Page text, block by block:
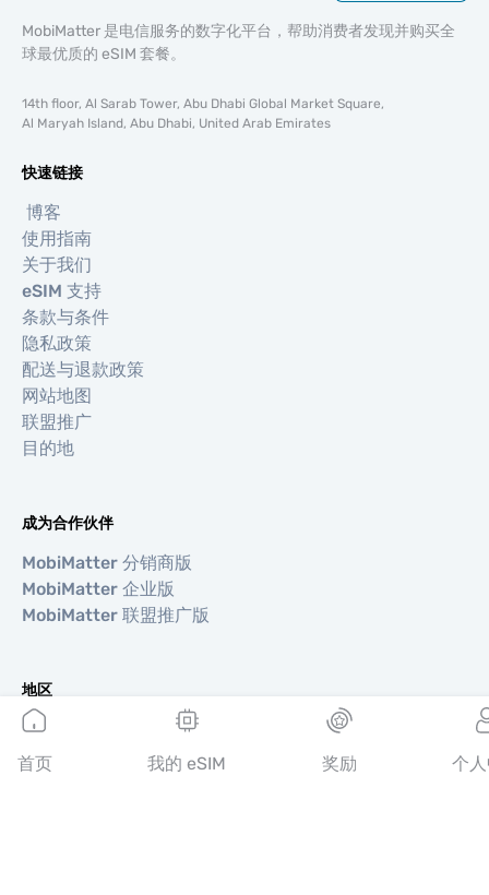
MobiMatter 是电信服务的数字化平台，帮助消费者发现并购买全
球最优质的 eSIM 套餐。
14th floor, Al Sarab Tower, Abu Dhabi Global Market Square,
Al Maryah Island, Abu Dhabi, United Arab Emirates
快速链接
博客
使用指南
关于我们
eSIM 支持
条款与条件
隐私政策
配送与退款政策
网站地图
联盟推广
目的地
成为合作伙伴
MobiMatter 分销商版
MobiMatter 企业版
MobiMatter 联盟推广版
地区
欧洲 eSIM
亚洲 eSIM
首页 我的 eSIM 奖励 个